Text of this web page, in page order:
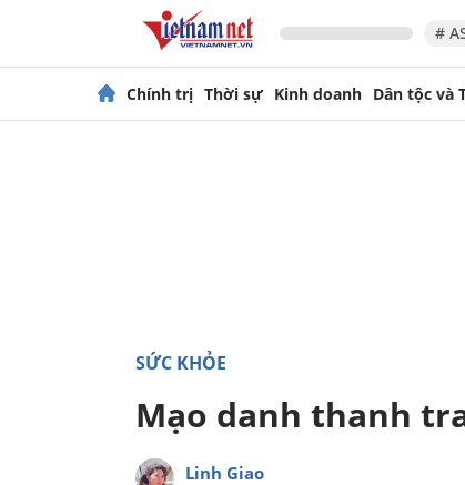
#
Chính trị Thời sự Kinh doanh Dân tộc và
SỨC KHỎE
Mạo danh thanh
Linh Giao